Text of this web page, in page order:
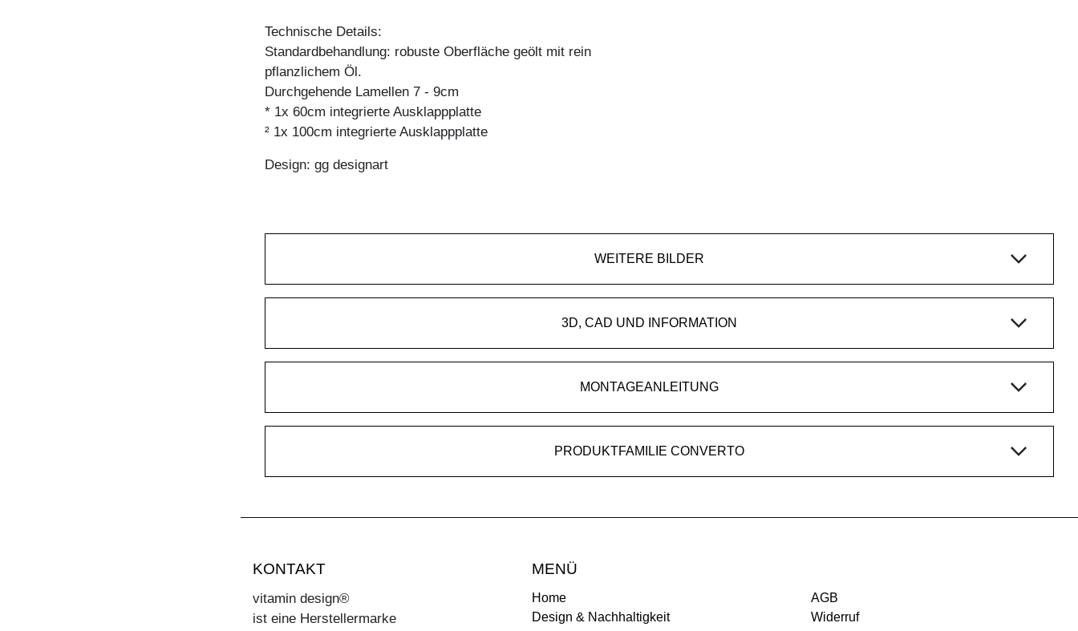
Technische Details:
Standardbehandlung: robuste Oberfläche geölt mit rein
pflanzlichem Öl.
Durchgehende Lamellen 7 - 9cm
* 1x 60cm integrierte Ausklappplatte
² 1x 100cm integrierte Ausklappplatte
Design: gg designart
WEITERE BILDER
3D, CAD UND INFORMATION
MONTAGEANLEITUNG
PRODUKTFAMILIE CONVERTO
KONTAKT
vitamin design®
ist eine Herstellermarke
MENÜ
Home
Design & Nachhaltigkeit
AGB
Widerruf